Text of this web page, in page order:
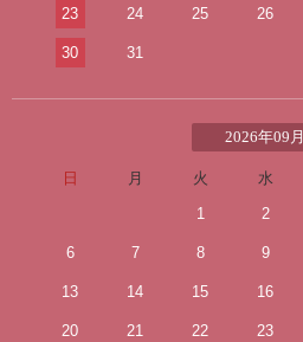
23 24 25 26
30 31
2026年09月
日 月 火 水
1
2
6 7 8 9
13 14 15 16
20 21 22 23